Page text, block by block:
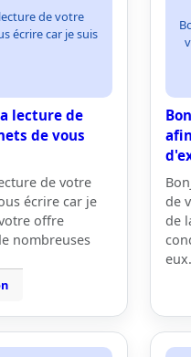
de votre
écrire car je suis
lecture de
de vous
de votre
écrire car je
offre
nombreuses
de
de